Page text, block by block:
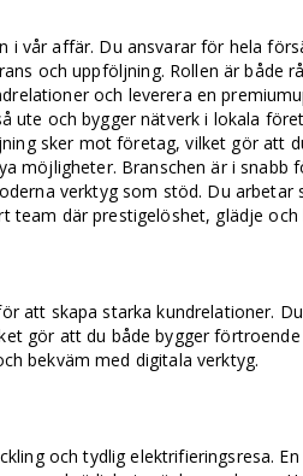
i vår affär. Du ansvarar för hela
och uppföljning. Rollen är både
och leverera en
ute och bygger nätverk i lokala
sker mot företag, vilket gör att
möjligheter. Branschen är i snabb
verktyg som stöd. Du
team där prestigelöshet, glädje och
att skapa starka kundrelationer.
gör att du både bygger
bekväm med digitala verktyg.
och tydlig elektrifieringsresa.